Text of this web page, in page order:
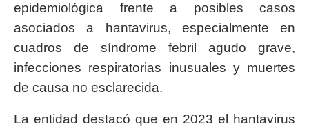
epidemiológica frente a posibles casos
asociados a hantavirus, especialmente en
cuadros de síndrome febril agudo grave,
infecciones respiratorias inusuales y muertes
de causa no esclarecida.
La entidad destacó que en 2023 el hantavirus